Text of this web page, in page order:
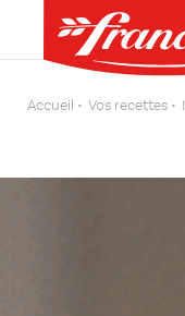
Accueil Vos recettes